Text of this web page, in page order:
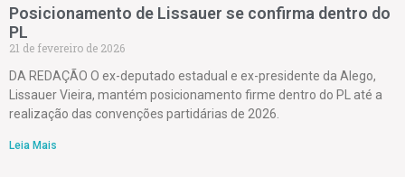
Posicionamento de Lissauer se confirma dentro do
PL
21 de fevereiro de 2026
DA REDAÇÃO O ex-deputado estadual e ex-presidente da Alego,
Lissauer Vieira, mantém posicionamento firme dentro do PL até a
realização das convenções partidárias de 2026.
Leia Mais